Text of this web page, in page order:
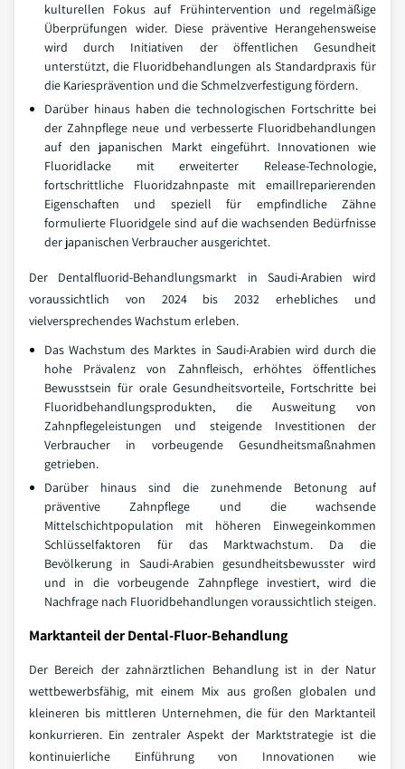
kulturellen Fokus auf Frühintervention und regelmäßige
Überprüfungen wider. Diese präventive Herangehensweise
wird durch Initiativen der öffentlichen Gesundheit
unterstützt, die Fluoridbehandlungen als Standardpraxis für
die Kariesprävention und die Schmelzverfestigung fördern.
Darüber hinaus haben die technologischen Fortschritte bei
der Zahnpflege neue und verbesserte Fluoridbehandlungen
auf den japanischen Markt eingeführt. Innovationen wie
Fluoridlacke mit erweiterter Release-Technologie,
fortschrittliche Fluoridzahnpaste mit emaillreparierenden
Eigenschaften und speziell für empfindliche Zähne
formulierte Fluoridgele sind auf die wachsenden Bedürfnisse
der japanischen Verbraucher ausgerichtet.
Der Dentalfluorid-Behandlungsmarkt in Saudi-Arabien wird
voraussichtlich von 2024 bis 2032 erhebliches und
vielversprechendes Wachstum erleben.
Das Wachstum des Marktes in Saudi-Arabien wird durch die
hohe Prävalenz von Zahnfleisch, erhöhtes öffentliches
Bewusstsein für orale Gesundheitsvorteile, Fortschritte bei
Fluoridbehandlungsprodukten, die Ausweitung von
Zahnpflegeleistungen und steigende Investitionen der
Verbraucher in vorbeugende Gesundheitsmaßnahmen
getrieben.
Darüber hinaus sind die zunehmende Betonung auf
präventive Zahnpflege und die wachsende
Mittelschichtpopulation mit höheren Einwegeinkommen
Schlüsselfaktoren für das Marktwachstum. Da die
Bevölkerung in Saudi-Arabien gesundheitsbewusster wird
und in die vorbeugende Zahnpflege investiert, wird die
Nachfrage nach Fluoridbehandlungen voraussichtlich steigen.
Marktanteil der Dental-Fluor-Behandlung
Der Bereich der zahnärztlichen Behandlung ist in der Natur
wettbewerbsfähig, mit einem Mix aus großen globalen und
kleineren bis mittleren Unternehmen, die für den Marktanteil
konkurrieren. Ein zentraler Aspekt der Marktstrategie ist die
kontinuierliche Einführung von Innovationen wie